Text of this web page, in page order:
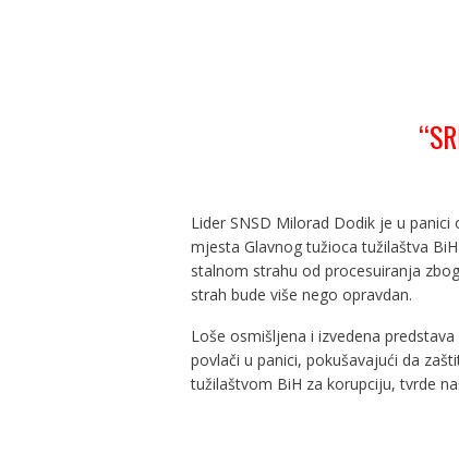
Lider SNSD Milorad Dodik je u
mjesta Glavnog tužioca tužilaštva
stalnom strahu od procesuiranja
strah bude više nego opravdan.
Loše osmišljena i izvedena
povlači u panici, pokušavajući da
tužilaštvom BiH za korupciju, tvrde